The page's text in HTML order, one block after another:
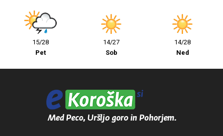
15/28
Pet
14/27
Sob
14/28
Ned